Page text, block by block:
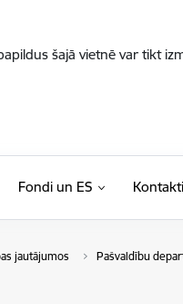
šajā vietnē var tikt
Fondi un ES Kontakti
jautājumos Pašvaldību